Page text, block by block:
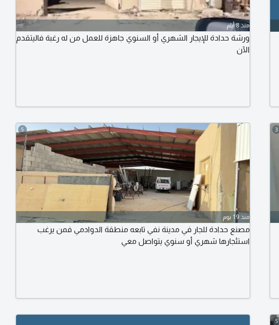
منذ 8 أيام
ورشة حدادة للإيجار الشهري أو السنوي جاهزة للعمل من له رغبة فاليتقدم
الآن
3
5
منذ 19 يوم
مصنع حدادة للجار في مدينة نفي تابعه منطقة الدوادمي فمن يرغب
استئجارها شهري أو سنوي يتواصل معي
5